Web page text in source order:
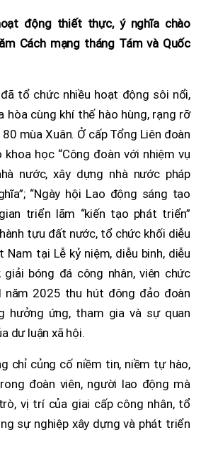
động thiết thực, ý nghĩa chào
Cách mạng tháng Tám và Quốc
tổ chức nhiều hoạt động sôi nổi,
hòa cùng khí thế hào hùng, rạng rỡ
mùa Xuân. Ở cấp Tổng Liên đoàn
học “Công đoàn với nhiệm vụ
nước, xây dựng nhà nước pháp
“Ngày hội Lao động sáng tạo
triển lãm “kiến tạo phát triển”
tựu đất nước, tổ chức khối diễu
Nam tại Lễ kỷ niệm, diễu binh, diễu
giải bóng đá công nhân, viên chức
2025 thu hút đông đảo đoàn
hưởng ứng, tham gia và sự quan
dư luận xã hội.
chỉ củng cố niềm tin, niềm tự hào,
đoàn viên, người lao động mà
vị trí của giai cấp công nhân, tổ
sự nghiệp xây dựng và phát triển